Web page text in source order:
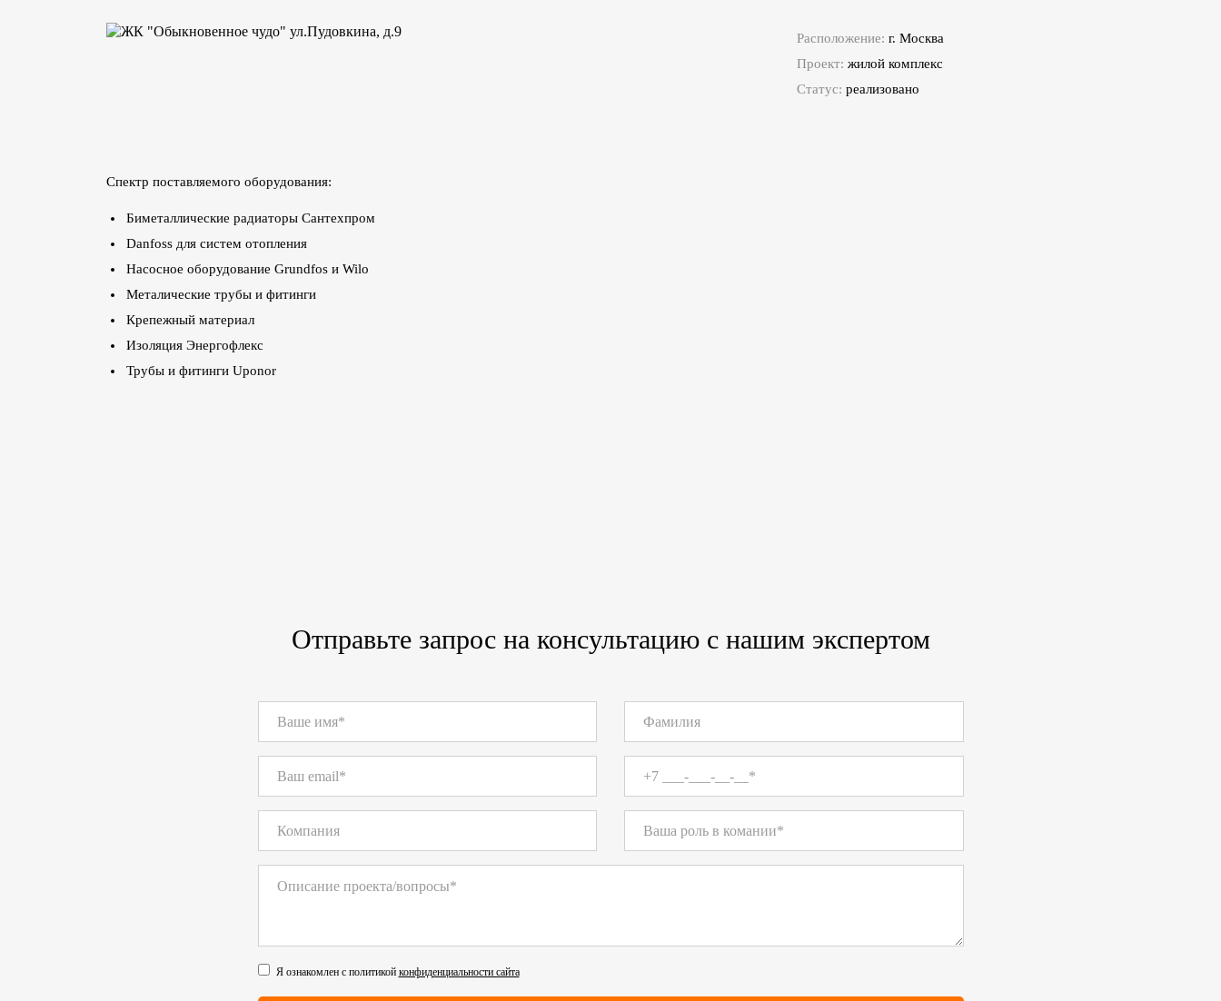
Расположение: г. Москва
Проект: жилой комплекс
Статус: реализовано
Спектр поставляемого оборудования:
Биметаллические радиаторы Сантехпром
Danfoss для систем отопления
Насосное оборудование Grundfos и Wilo
Металические трубы и фитинги
Крепежный материал
Изоляция Энергофлекс
Трубы и фитинги Uponor
Отправьте запрос на консультацию с нашим экспертом
Я ознакомлен с политикой конфиденциальности сайта